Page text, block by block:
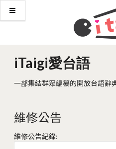
iTaigi愛台語
一部集結群眾編纂的開放台語辭
維修公告
維修公告紀錄: